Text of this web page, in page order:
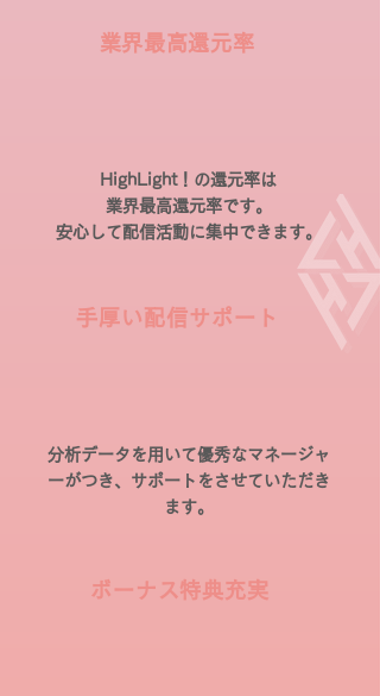
​業界最高還元率
HighLight！の還元率は
業界最高還元率です。
安心して配信活動に集中できます。
手厚い配信サポート
分析データを用いて優秀なマネージャ
ーがつき、サポートをさせていただき
ます。
ボーナス特典充実